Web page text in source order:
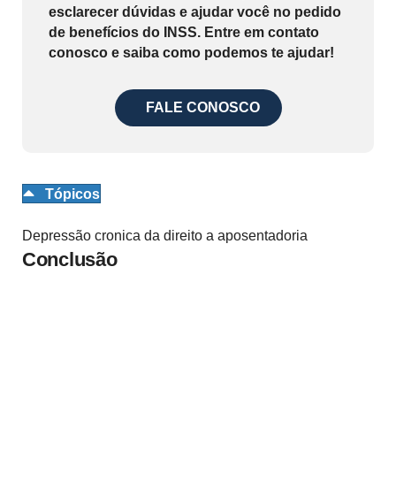
esclarecer dúvidas e ajudar você no pedido
de benefícios do INSS. Entre em contato
conosco e saiba como podemos te ajudar!
FALE CONOSCO
Tópicos
Depressão cronica da direito a aposentadoria
Conclusão